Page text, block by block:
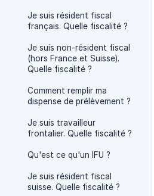
Je suis résident fiscal
français. Quelle fiscalité ?
Je suis non-résident fiscal
(hors France et Suisse).
Quelle fiscalité ?
Comment remplir ma
dispense de prélèvement ?
Je suis travailleur
frontalier. Quelle fiscalité ?
Qu'est ce qu'un IFU ?
Je suis résident fiscal
suisse. Quelle fiscalité ?